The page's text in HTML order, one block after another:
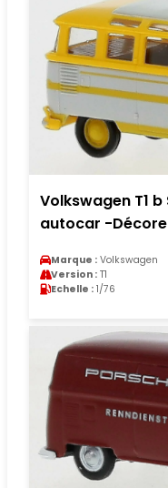
Volkswagen T1
autocar -
Marque : Volkswagen
Version : T1
Echelle : 1/76